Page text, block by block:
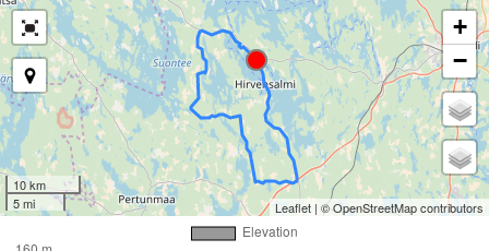
+
−
10 km
5 mi
Leaflet | ©OpenStreetMapcontributors